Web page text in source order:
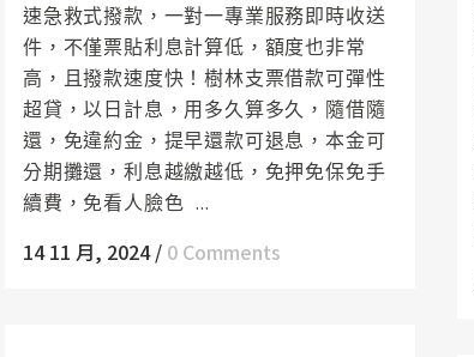
速急救式撥款，一對一專業服務即時收送
件，不僅票貼利息計算低，額度也非常
高，且撥款速度快！樹林支票借款可彈性
超貸，以日計息，用多久算多久，隨借隨
還，免違約金，提早還款可退息，本金可
分期攤還，利息越繳越低，免押免保免手
續費，免看人臉色 ...
14 11 月, 2024/ 0 Comments